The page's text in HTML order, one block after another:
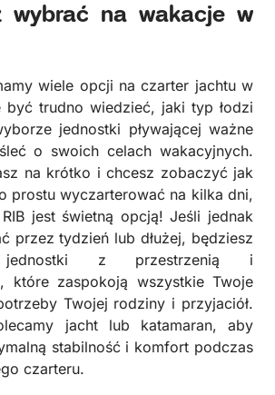
wybrać na wakacje w
wiele opcji na czarter jachtu w
być trudno wiedzieć, jaki typ łodzi
jednostki pływającej ważne
o swoich celach wakacyjnych.
na krótko i chcesz zobaczyć jak
prostu wyczarterować na kilka dni,
jest świetną opcją! Jeśli jednak
przez tydzień lub dłużej, będziesz
jednostki z przestrzenią i
które zaspokoją wszystkie Twoje
Twojej rodziny i przyjaciół.
jacht lub katamaran, aby
stabilność i komfort podczas
czarteru.